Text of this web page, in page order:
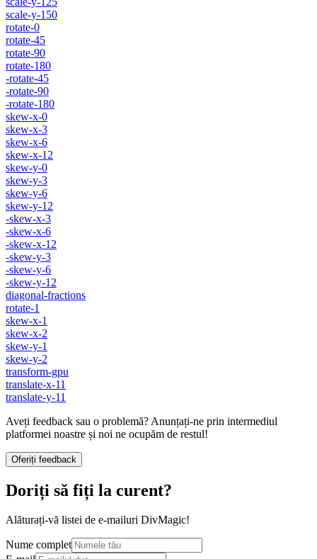
scale-y-150
rotate-0
rotate-45
rotate-90
rotate-180
-rotate-45
-rotate-90
-rotate-180
skew-x-0
skew-x-3
skew-x-6
skew-x-12
skew-y-0
skew-y-3
skew-y-6
skew-y-12
-skew-x-3
-skew-x-6
-skew-x-12
-skew-y-3
-skew-y-6
-skew-y-12
diagonal-fractions
rotate-1
skew-x-1
skew-x-2
skew-y-1
skew-y-2
transform-gpu
translate-x-11
translate-y-11
Aveți feedback sau o problemă? Anunțați-ne prin intermediul
platformei noastre și noi ne ocupăm de restul!
Oferiți feedback
Doriți să fiți la curent?
Alăturați-vă listei de e-mailuri DivMagic!
Nume complet